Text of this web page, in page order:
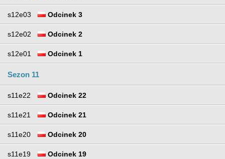
s12e03 Odcinek 3
s12e02 Odcinek 2
s12e01 Odcinek 1
Sezon 11
s11e22 Odcinek 22
s11e21 Odcinek 21
s11e20 Odcinek 20
s11e19 Odcinek 19